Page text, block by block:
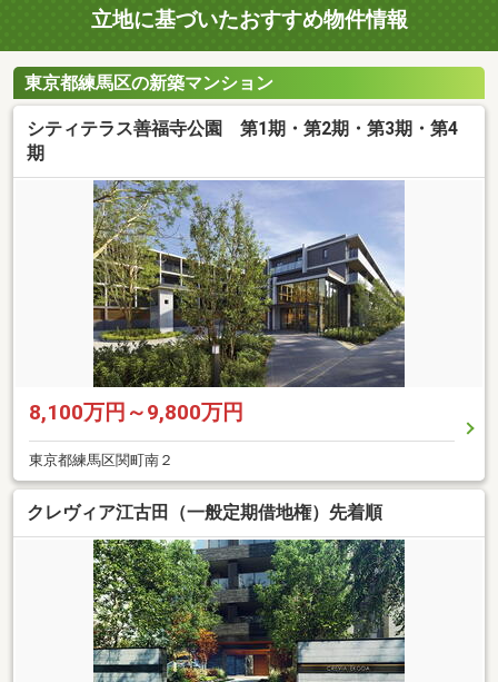
立地に基づいたおすすめ物件情報
東京都練馬区の新築マンション
シティテラス善福寺公園 第1期・第2期・第3期・第4
期
8,100万円～9,800万円
東京都練馬区関町南２
クレヴィア江古田（一般定期借地権）先着順